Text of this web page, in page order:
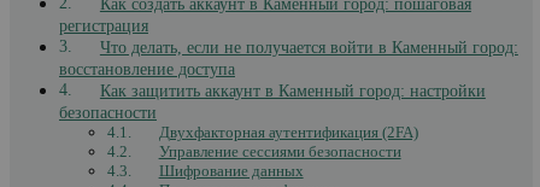
регистрация
Что делать, если не получается войти в Каменный город:
восстановление доступа
Как защитить аккаунт в Каменный город: настройки
безопасности
Двухфакторная аутентификация (2FA)
Управление сессиями безопасности
Шифрование данных